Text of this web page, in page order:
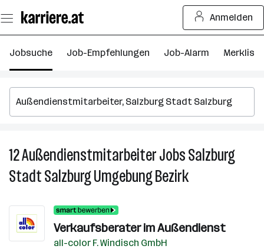
Seiteninhalt
springen
Anmelden
Jobsuche Job-Empfehlungen Job-Alarm Merkliste
12AußendienstmitarbeiterJobsSalzburg
Stadt Salzburg Umgebung Bezirk
Verkaufsberater im Außendienst
all-color F. Windisch GmbH